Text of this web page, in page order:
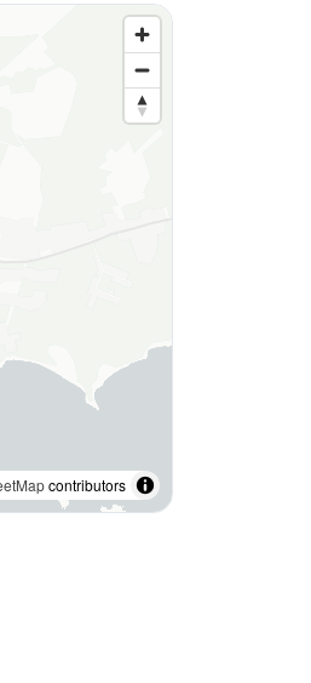
contributors